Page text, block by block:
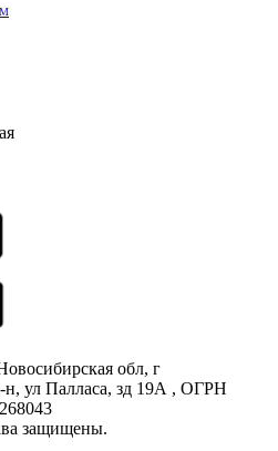
обл, г
ул Палласа, зд 19А , ОГРН
защищены.